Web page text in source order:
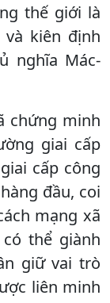
thế giới là
kiên định
nghĩa Mác-
chứng minh
giai cấp
cấp công
đầu, coi
mạng xã
thể giành
giữ vai trò
liên minh